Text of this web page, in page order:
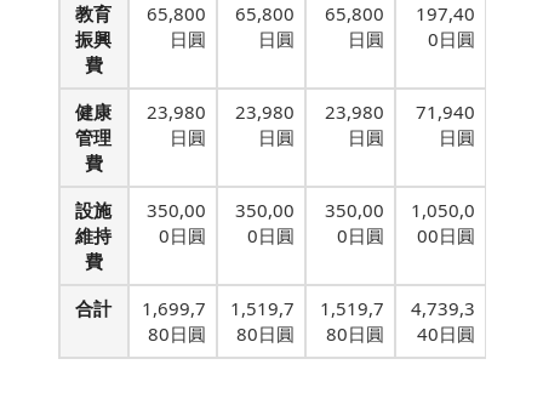
教育
振興
費
65,800
日圓
65,800
日圓
65,800
日圓
197,40
0日圓
健康
管理
費
23,980
日圓
23,980
日圓
23,980
日圓
71,940
日圓
設施
維持
費
350,00
0日圓
350,00
0日圓
350,00
0日圓
1,050,0
00日圓
合計
1,699,7
80日圓
1,519,7
80日圓
1,519,7
80日圓
4,739,3
40日圓